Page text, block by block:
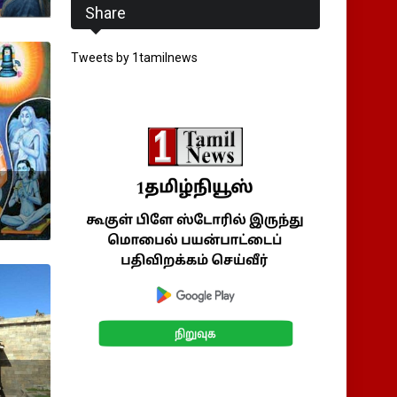
Share
Tweets by 1tamilnews